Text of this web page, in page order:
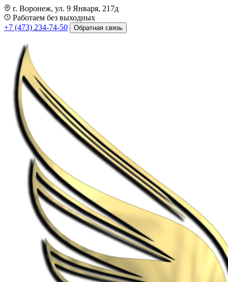
г. Воронеж, ул. 9 Января, 217д
Работаем без выходных
+7 (473) 234-74-50
Обратная связь